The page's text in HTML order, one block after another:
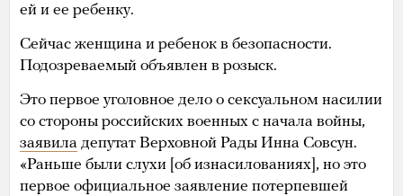
ей и ее ребенку.
Сейчас женщина и ребенок в безопасности.
Подозреваемый объявлен в розыск.
Это первое уголовное дело о сексуальном насилии
со стороны российских военных с начала войны,
заявила депутат Верховной Рады Инна Совсун.
«Раньше были слухи [об изнасилованиях], но это
первое официальное заявление потерпевшей